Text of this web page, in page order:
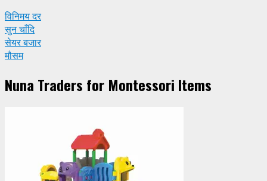
विनिमय दर
सुन चाँदि
सेयर बजार
मौसम
Nuna Traders for Montessori Items